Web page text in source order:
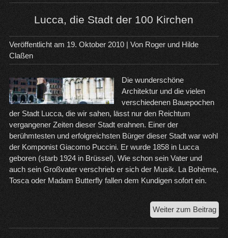
in
Lucca, die Stadt der 100 Kirchen
Veröffentlicht am 19. Oktober 2010| Von Roger und Hilde
Claßen
Die wunderschöne
Architektur und die vielen
verschiedenen Bauepochen
der Stadt Lucca, die wir sahen, lässt nur den Reichtum
vergangener Zeiten dieser Stadt erahnen. Einer der
berühmtesten und erfolgreichsten Bürger dieser Stadt war wohl
der Komponist Giacomo Puccini. Er wurde 1858 in Lucca
geboren (starb 1924 in Brüssel). Wie schon sein Vater und
auch sein Großvater verschrieb er sich der Musik. La Bohème,
Tosca oder Madam Butterfly fallen dem Kundigen sofort ein.
Weiter zum Beitrag
die